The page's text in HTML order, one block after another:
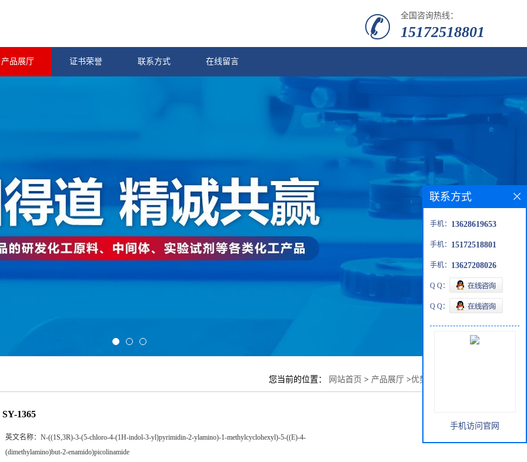
全国咨询热线：
15172518801
产品展厅 证书荣誉 联系方式 在线留言
您当前的位置： 网站首页 > 产品展厅 >优势品种
SY-1365
英文名称： N-((1S,3R)-3-(5-chloro-4-(1H-indol-3-yl)pyrimidin-2-ylamino)-1-methylcyclohexyl)-5-((E)-4-
(dimethylamino)but-2-enamido)picolinamide
联系方式
手机： 13628619653
手机： 15172518801
手机： 13627208026
Q Q：
Q Q：
手机访问官网